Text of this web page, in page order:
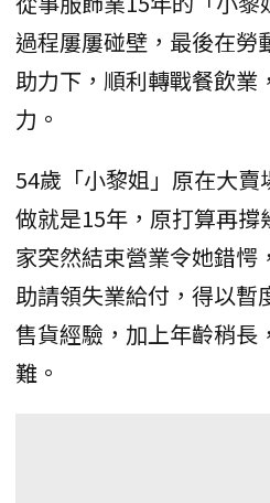
過程屢屢碰壁，最後在勞
助力下，順利轉戰餐飲業，
力。
54歲「小黎姐」原在大
做就是15年，原打算再撐
家突然結束營業令她錯愕
助請領失業給付，得以暫
售貨經驗，加上年齡稍長
難。